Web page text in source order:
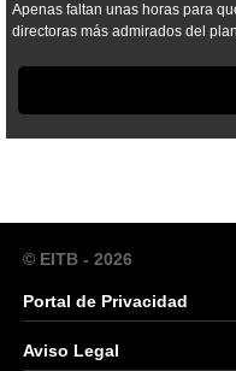
Apenas faltan unas horas para
directoras más admirados del
© EITB - 2026
Portal de Privacidad
Aviso Legal